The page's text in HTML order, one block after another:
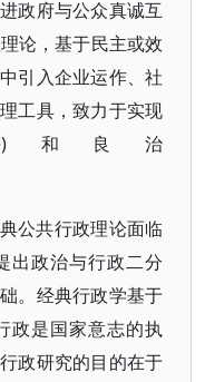
政府与公众真诚互
论，基于民主或效
引入企业运作、社
工具，致力于实现
和良治
公共行政理论面临
出政治与行政二分
。经典行政学基于
政是国家意志的执
政研究的目的在于